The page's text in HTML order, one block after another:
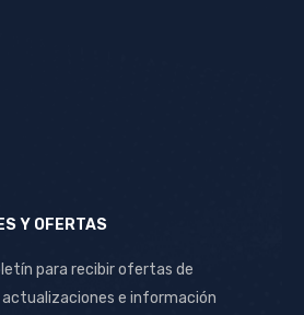
Y OFERTAS
para recibir ofertas de
e información